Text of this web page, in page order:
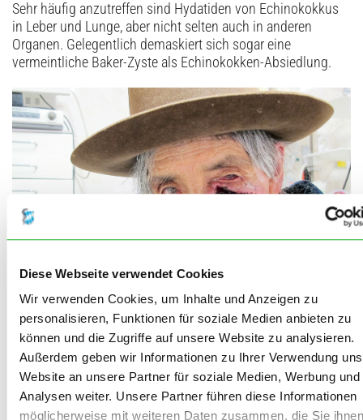
Diese Webseite verwendet Cookies
Wir verwenden Cookies, um Inhalte und Anzeigen zu
personalisieren, Funktionen für soziale Medien anbieten zu
können und die Zugriffe auf unsere Website zu analysieren.
Außerdem geben wir Informationen zu Ihrer Verwendung
Website an unsere Partner für soziale Medien, Werbung und
Analysen weiter. Unsere Partner führen diese Informationen
möglicherweise mit weiteren Daten zusammen, die Sie ihnen
Sehr häufig anzutreffen sind Hydatiden von Echinokokkus
in Leber und Lunge, aber nicht selten auch in anderen
Organen. Gelegentlich demaskiert sich sogar eine
vermeintliche Baker-Zyste als Echinokokken-Absiedlung.
Eine Quechua-Indianerin mit einem exulzerierenden Tumor der linken Wange,
wahrscheinlich ein Basalzell-Karzinom.
Bei jungen Menschen mit Erstmanifestation von
Krampfanfällen wird hier in erster Linie an die